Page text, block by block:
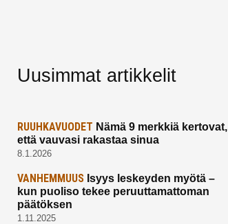
Uusimmat artikkelit
RUUHKAVUODET Nämä 9 merkkiä kertovat,
että vauvasi rakastaa sinua
8.1.2026
VANHEMMUUS Isyys leskeyden myötä –
kun puoliso tekee peruuttamattoman
päätöksen
1.11.2025